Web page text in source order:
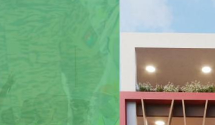
Rester
sur nos